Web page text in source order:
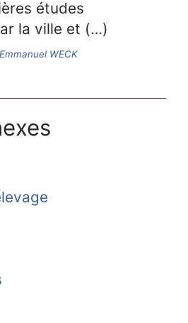
études
la ville et (…)
WECK